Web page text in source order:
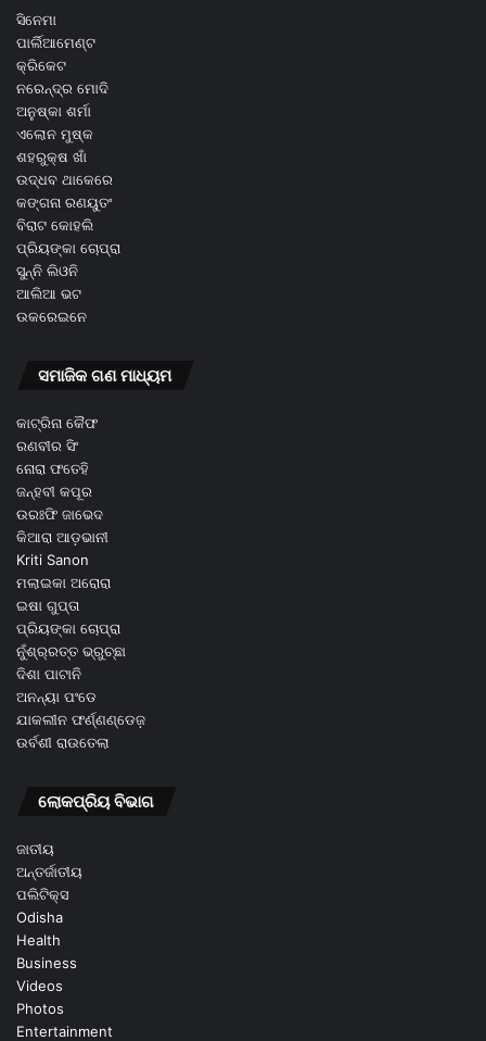
ସିନେମା
ପାର୍ଲିଆମେଣ୍ଟ
କ୍ରିକେଟ
ନରେନ୍ଦ୍ର ମୋଦି
ଅନୁଷ୍କା ଶର୍ମା
ଏଲୋନ ମୁଷ୍କ
ଶହରୁକ୍ଷ ଖାଁ
ଉଦ୍ଧବ ଥାକେରେ
କଙ୍ଗନା ରଣୟୁତଂ
ବିରାଟ କୋହଲି
ପ୍ରିୟଙ୍କା ଚୋପ୍ରା
ସୁନ୍ନି ଲିଓନି
ଆଲିଆ ଭଟ
ଉକରେଇନେ
ସମାଜିକ ଗଣ ମାଧ୍ୟମ
କାଟ୍ରିନା କୈଫ
ରଣବୀର ସିଂ
ନୋରା ଫତେହି
ଜନ୍ହବୀ କପୂର
ଉରଃଫି ଜାଭେଦ
କିଆରା ଆଡ଼ଭାନୀ
Kriti Sanon
ମଲାଇକା ଅରୋରା
ଇଷା ଗୁପ୍ତା
ପ୍ରିୟଙ୍କା ଚୋପ୍ରା
ନୁଁଶ୍ର୍ରତ୍ତ ଭ୍ରୁଚ୍ଛା
ଦିଶା ପାଟାନି
ଅନନ୍ୟା ପଂଡେ
ଯାକଲୀନ ଫର୍ଣ୍ଣଣ୍ଡେଜ଼
ଉର୍ବଶୀ ରାଉତେଲା
ଲୋକପ୍ରିୟ ବିଭାଗ
ଜାତୀୟ
ଅନ୍ତର୍ଜାତୀୟ
ପଲିଟିକ୍ସ
Odisha
Health
Business
Videos
Photos
Entertainment